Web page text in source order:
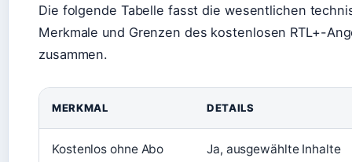
Die folgende Tabelle fasst die wesentlichen
Merkmale und Grenzen des kostenlosen RTL+-
zusammen.
MERKMAL DETAILS
Kostenlos ohne Abo Ja, ausgewählte Inhalte